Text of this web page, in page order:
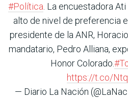
#Política . La encuestadora
alto de nivel de preferencia
presidente de la ANR,
mandatario, Pedro Alliana,
Honor Colorado.
https://t.co/
— Diario La Nación